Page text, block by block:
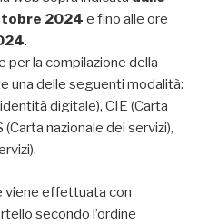
2024 e fino alle ore
.
per la compilazione della
una delle seguenti modalità:
digitale), CIE (Carta
nazionale dei servizi),
viene effettuata con
secondo l’ordine